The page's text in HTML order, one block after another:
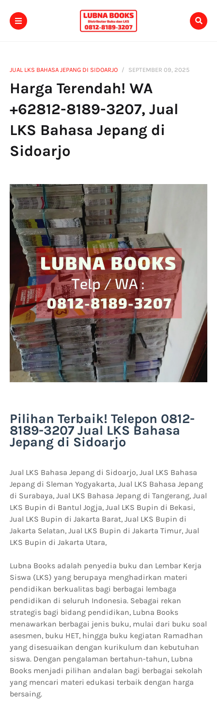
JUAL LKS BAHASA JEPANG DI SIDOARJO SEPTEMBER 09, 2025
Harga Terendah! WA
+62812-8189-3207, Jual
LKS Bahasa Jepang di
Sidoarjo
Pilihan Terbaik! Telepon 0812-
8189-3207 Jual LKS Bahasa
Jepang di Sidoarjo
Jual LKS Bahasa Jepang di Sidoarjo, Jual LKS Bahasa
Jepang di Sleman Yogyakarta, Jual LKS Bahasa Jepang
di Surabaya, Jual LKS Bahasa Jepang di Tangerang, Jual
LKS Bupin di Bantul Jogja, Jual LKS Bupin di Bekasi,
Jual LKS Bupin di Jakarta Barat, Jual LKS Bupin di
Jakarta Selatan, Jual LKS Bupin di Jakarta Timur, Jual
LKS Bupin di Jakarta Utara,
Lubna Books adalah penyedia buku dan Lembar Kerja
Siswa (LKS) yang berupaya menghadirkan materi
pendidikan berkualitas bagi berbagai lembaga
pendidikan di seluruh Indonesia. Sebagai rekan
strategis bagi bidang pendidikan, Lubna Books
menawarkan berbagai jenis buku, mulai dari buku soal
asesmen, buku HET, hingga buku kegiatan Ramadhan
yang disesuaikan dengan kurikulum dan kebutuhan
siswa. Dengan pengalaman bertahun-tahun, Lubna
Books menjadi pilihan andalan bagi berbagai sekolah
yang mencari materi edukasi terbaik dengan harga
bersaing.